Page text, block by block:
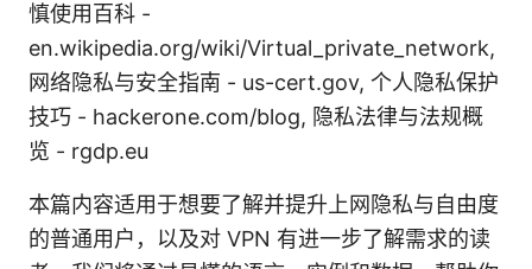
慎使用百科 -
en.wikipedia.org/wiki/Virtual_private_network,
网络隐私与安全指南 - us-cert.gov, 个人隐私保护
技巧 - hackerone.com/blog, 隐私法律与法规概
览 - rgdp.eu
本篇内容适用于想要了解并提升上网隐私与自由度
的普通用户，以及对 VPN 有进一步了解需求的读